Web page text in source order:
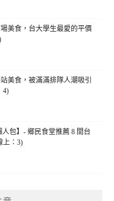
美食，台大學生最愛的平價
美食，被滿滿排隊人潮吸引
4)
人包】- 鄉民食堂推薦 8 間台
上：3)